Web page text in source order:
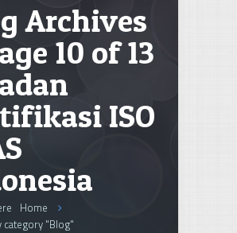
Archives
10 of 13
ISO
Home
category "Blog"